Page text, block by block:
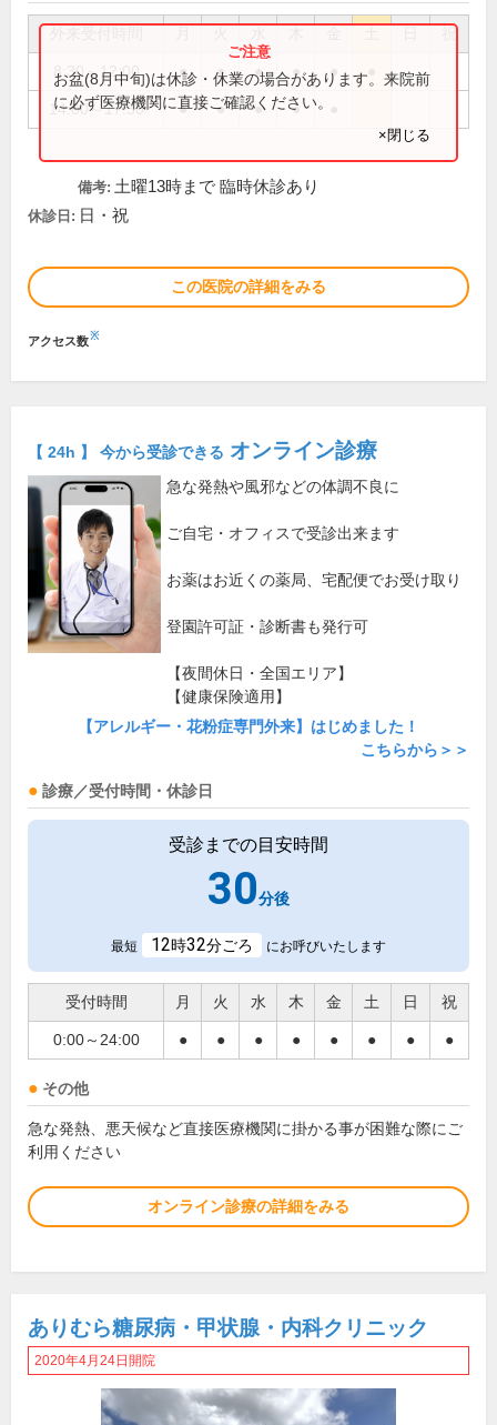
祝
8:30～12:00 ● ● ● ● ●
14:00～17:30 ● ● ● ●
お盆(8月中旬)は休診・休業の場合があります。来院前
に必ず医療機関に直接ご確認ください。
×閉じる
備考: 土曜13時まで 臨時休診あり
休診日: 日・祝
この医院の詳細をみる
アクセス数※
【 24h 】 今から受診できる オンライン診療
急な発熱や風邪などの体調不良に
ご自宅・オフィスで受診出来ます
お薬はお近くの薬局、宅配便でお受け取り
登園許可証・診断書も発行可
【夜間休日・全国エリア】
【健康保険適用】
【アレルギー・花粉症専門外来】はじめました！
こちらから＞＞
診療／受付時間・休診日
受診までの目安時間
30分後
最短 12時32分ごろ にお呼びいたします
受付時間 月 火 水 木 金 土 日 祝
0:00～24:00 ● ● ● ● ● ● ● ●
その他
急な発熱、悪天候など直接医療機関に掛かる事が困難な際にご
利用ください
オンライン診療の詳細をみる
ありむら糖尿病・甲状腺・内科クリニック
2020年4月24日開院